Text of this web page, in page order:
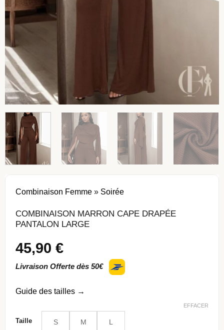
Combinaison Femme » Soirée
COMBINAISON MARRON CAPE DRAPÉE
PANTALON LARGE
45,90€
Livraison Offerte dès 50€
Guide des tailles →
Taille S M L
EFFACER